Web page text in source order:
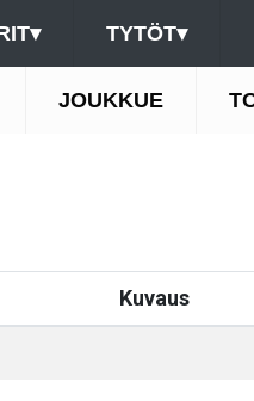
▾ TYTÖT▾
JOUKKUE
Kuvaus